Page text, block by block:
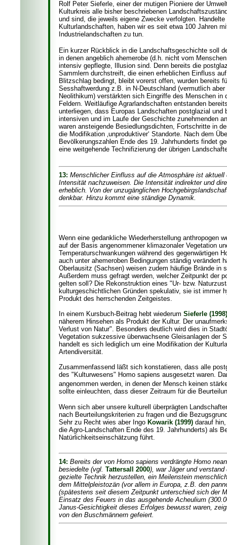
Rolf Peter Sieferle, einer der mutigen Pioniere der
Kulturkreis alle bisher beschriebenen
und sind, die jeweils eigene Zwecke verfolgten.
Kulturlandschaften, haben wir es seit etwa 100 Jahren
Industrielandschaften zu tun.
Ein kurzer Rückblick in die Landschaftsgeschichte soll
in denen angeblich ahemerobe (d.h. nicht vom
intensiv gepflegte, Illusion sind. Denn bereits die
Sammlern durchstreift, die einen erheblichen Einfluss
Blitzschlag bedingt, bleibt vorerst offen, wurden bereits
Sesshaftwerdung z.B. in N-Deutschland (vermutlich
Neolithikum) verstärkten sich Eingriffe des Menschen in
Feldern. Weitläufige Agrarlandschaften entstanden
unterliegen, dass Europas Landschaften postglazial
intensiven und im Laufe der Geschichte zunehmenden
waren ansteigende Besiedlungsdichten, Fortschritte in
die Modifikation ‚unproduktiver‘ Standorte. Nach dem
Bevölkerungszahlen Ende des 19. Jahrhunderts findet
eine weitgehende Technifizierung der übrigen
13: Menschlicher Einfluss auf die Atmosphäre ist
Intensität nachzuweisen. Die Intensität indirekter und
erheblich. Von der unzugänglichen
denkbar. Hinzu kommt eine ständige Dynamik.
Wenn eine gedankliche Wiederherstellung anthropogen
auf der Basis angenommener klimazonaler Vegetation
Temperaturschwankungen während des gegenwärtigen
auch unter ahemeroben Bedingungen ständig verändert
Oberlausitz (Sachsen) weisen zudem häufige Brände in
Außerdem muss gefragt werden, welcher Zeitpunkt der
gelten soll? Die Rekonstruktion eines "Ur- bzw.
kulturgeschichtlichen Gründen spekulativ, sie ist immer
Produkt des herrschenden Zeitgeistes.
In einem Kursbuch-Beitrag hebt wiederum Sieferle (1998)
näherem Hinsehen als Produkt der Kultur. Der
Verlust von Natur". Besonders deutlich wird dies in
Vegetation sukzessive überwachsene Gleisanlagen der
handelt es sich lediglich um eine Modifikation der
Artendiversität.
Zusammenfassend läßt sich konstatieren, dass alle
des "Kulturwesens" Homo sapiens ausgesetzt waren.
angenommen werden, in denen der Mensch keinen
sollte einleuchten, dass dieser Zeitraum für die
Wenn sich aber unsere kulturell überprägten
nach Beurteilungskriterien zu fragen und die
Sehr zu Recht wies aber Ingo Kowarik (1999) darauf
die Agro-Landschaften Ende des 19. Jahrhunderts) als
Natürlichkeitseinschätzung führt.
14: Bereits der von Homo sapiens verdrängte Homo
besiedelte (vgl. Tattersall 2000), war Jäger und
gezielte Technik herzustellen, ein Meilenstein
dem Mittelpleistozän (vor allem in Europa, z.B. den
(spätestens seit diesem Zeitpunkt unterschied sich der
Einsatz des Feuers in das ausgehende Acheulium
Janus-Gesichtigkeit dieses Erfolges bewusst waren,
von den Buschmännern gefeiert.